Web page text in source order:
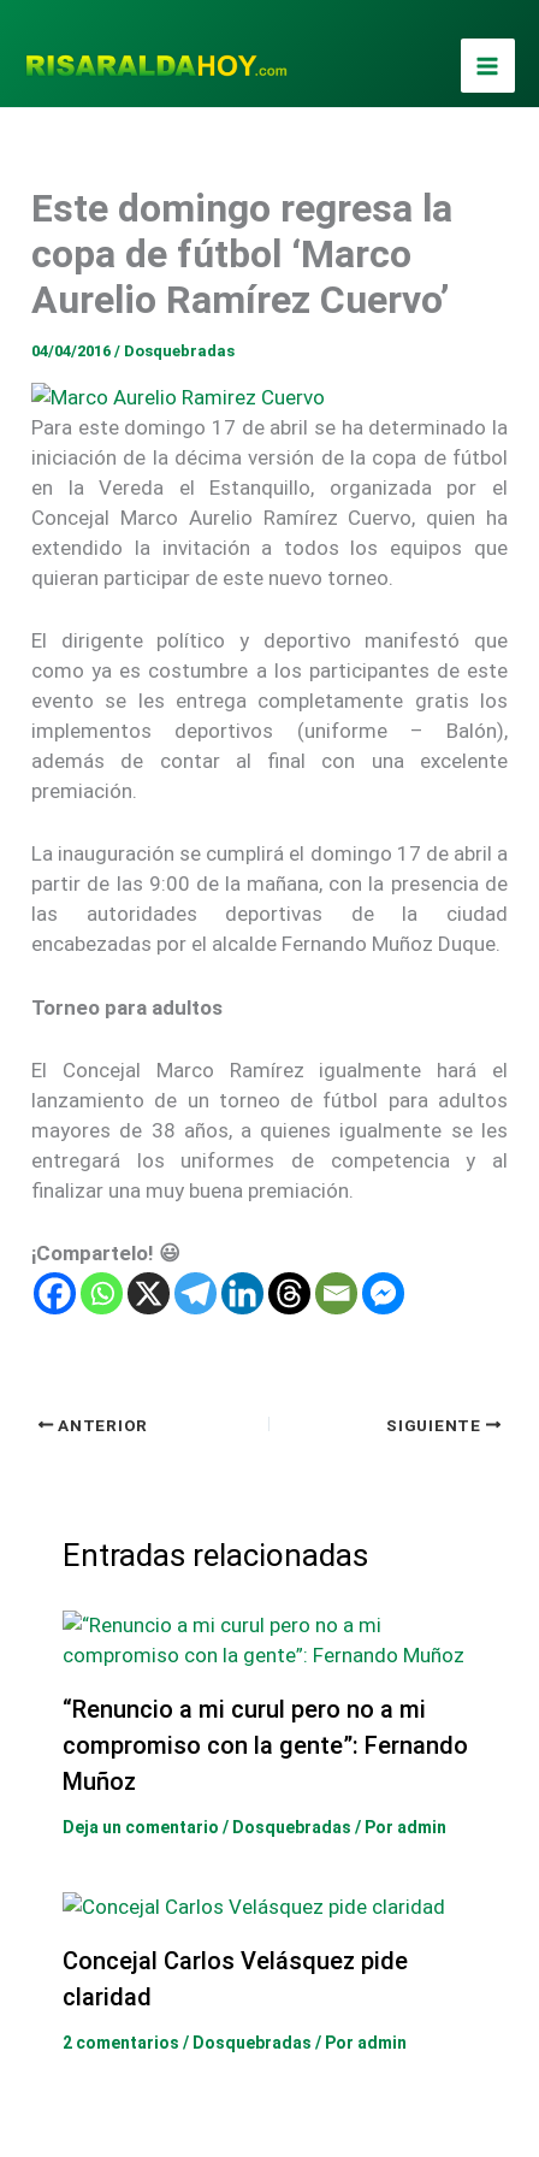
contenido
Este domingo regresa la
copa de fútbol ‘Marco
Aurelio Ramírez Cuervo’
04/04/2016/ Dosquebradas
Para este domingo 17 de abril se ha determinado la
iniciación de la décima versión de la copa de fútbol
en la Vereda el Estanquillo, organizada por el
Concejal Marco Aurelio Ramírez Cuervo, quien ha
extendido la invitación a todos los equipos que
quieran participar de este nuevo torneo.
El dirigente político y deportivo manifestó que
como ya es costumbre a los participantes de este
evento se les entrega completamente gratis los
implementos deportivos (uniforme – Balón),
además de contar al final con una excelente
premiación.
La inauguración se cumplirá el domingo 17 de abril a
partir de las 9:00 de la mañana, con la presencia de
las autoridades deportivas de la ciudad
encabezadas por el alcalde Fernando Muñoz Duque.
Torneo para adultos
El Concejal Marco Ramírez igualmente hará el
lanzamiento de un torneo de fútbol para adultos
mayores de 38 años, a quienes igualmente se les
entregará los uniformes de competencia y al
finalizar una muy buena premiación.
¡Compartelo! 😃
ANTERIOR SIGUIENTE
Entradas relacionadas
“Renuncio a mi curul pero no a mi
compromiso con la gente”: Fernando
Muñoz
Deja un comentario / Dosquebradas / Por admin
Concejal Carlos Velásquez pide
claridad
2 comentarios / Dosquebradas / Por admin